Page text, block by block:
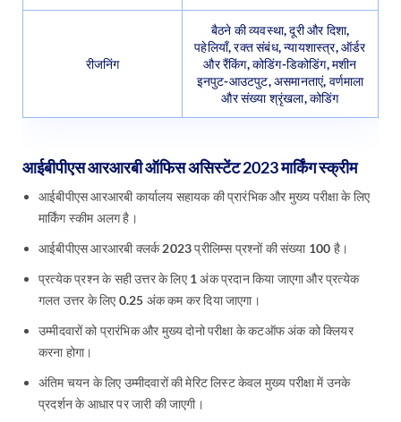
रीजनिंग
बैठने की व्यवस्था, दूरी और दिशा,
पहेलियाँ, रक्त संबंध, न्यायशास्त्र, ऑर्डर
और रैंकिंग, कोडिंग-डिकोडिंग, मशीन
इनपुट-आउटपुट, असमानताएं, वर्णमाला
और संख्या श्रृंखला, कोडिंग
आईबीपीएस आरआरबी ऑफिस असिस्टेंट 2023 मार्किंग स्क्रीम
आईबीपीएस आरआरबी कार्यालय सहायक की प्रारंभिक और मुख्य परीक्षा के लिए
मार्किंग स्कीम अलग है।
आईबीपीएस आरआरबी क्लर्क 2023 प्रीलिम्स प्रश्नों की संख्या 100 है।
प्रत्येक प्रश्न के सही उत्तर के लिए 1 अंक प्रदान किया जाएगा और प्रत्येक
गलत उत्तर के लिए 0.25 अंक कम कर दिया जाएगा।
उम्मीदवारों को प्रारंभिक और मुख्य दोनो परीक्षा के कटऑफ अंक को क्लियर
करना होगा।
अंतिम चयन के लिए उम्मीदवारों की मेरिट लिस्ट केवल मुख्य परीक्षा में उनके
प्रदर्शन के आधार पर जारी की जाएगी।